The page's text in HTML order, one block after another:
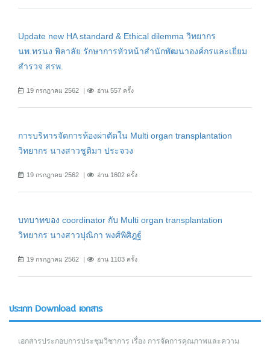
Update new HA standard & Ethical dilemma วิทยากร
นพ.ทรนง พิลาลัย รักษาการหัวหน้าสำนักพัฒนาองค์กรและเยี่ยม
สำรวจ สรพ.
19 กรกฎาคม 2562 อ่าน 557 ครั้ง
การบริหารจัดการห้องผ่าตัดใน Multi organ transplantation
วิทยากร นางสาวชูติมา ประจวง
19 กรกฎาคม 2562 อ่าน 1602 ครั้ง
บทบาทของ coordinator กับ Multi organ transplantation
วิทยากร นางสาวปุณิกา พงศ์พิศิฎฐ์
19 กรกฎาคม 2562 อ่าน 1103 ครั้ง
ประเภท Download เอกสาร
เอกสารประกอบการประชุมวิชาการ เรื่อง การจัดการคุณภาพและความ